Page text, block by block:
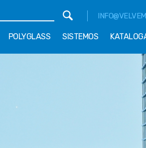
POLYGLASS SISTEMOS